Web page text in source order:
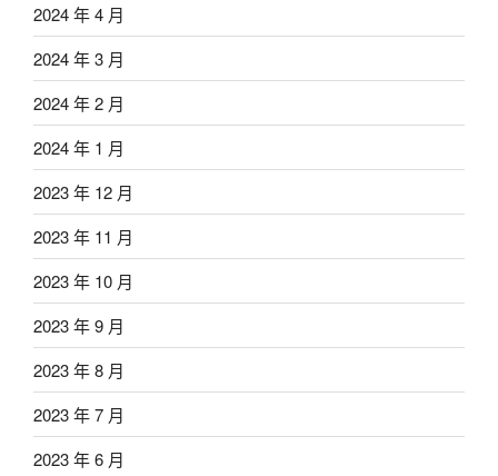
2024 年 4 月
2024 年 3 月
2024 年 2 月
2024 年 1 月
2023 年 12 月
2023 年 11 月
2023 年 10 月
2023 年 9 月
2023 年 8 月
2023 年 7 月
2023 年 6 月